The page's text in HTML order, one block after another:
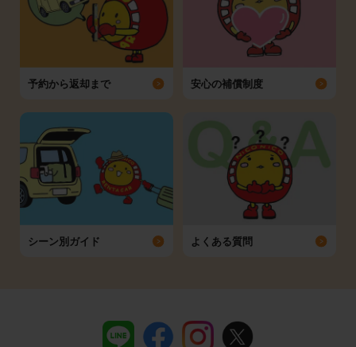
予約から返却まで 安心の補償制度
シーン別ガイド よくある質問